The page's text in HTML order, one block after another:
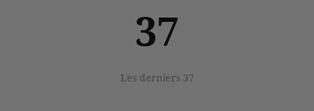
37
Les derniers 37